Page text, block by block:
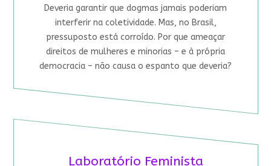
Deveria garantir que dogmas jamais poderiam
interferir na coletividade. Mas, no Brasil,
pressuposto está corroído. Por que ameaçar
direitos de mulheres e minorias – e à própria
democracia – não causa o espanto que deveria?
Laboratório Feminista